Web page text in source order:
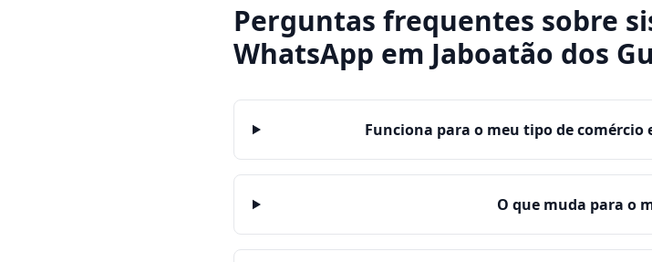
Perguntas frequentes sobre
WhatsApp em Jaboatão dos
Funciona para o meu tipo de comércio
O que muda para o